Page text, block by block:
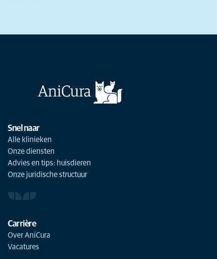
Snel naar
Alle klinieken
Onze diensten
Advies en tips: huisdieren
Onze juridische structuur
Carrière
Over AniCura
Vacatures